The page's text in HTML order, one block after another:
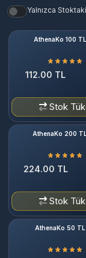
Yalnızca
AthenaKo 100
112.00 TL
Stok
AthenaKo 200
224.00 TL
Stok
AthenaKo 50